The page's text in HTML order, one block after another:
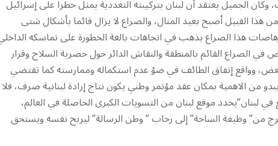
الجميل يعتقد أن لبنان بتركيبته التعددية يمثل خطرا على إسرائيل
القبيل أصبح بعيد المنال، والصراع لا يزال قائما بأشكال شتى
هذا الصراع يذهب في اتجاهات بالغة الخطورة على تماسكه
في الصراع القائم بالمنطقة والنقاش الدائر حول حصرية السلاح وقرار
وواقع إتفاق الطائف في ضؤ عدم استكماله وممارسته كما تقتضي
من الاهمية بمكان عقد مؤتمر وطني يكون نتاج إرادة لبنانية صرف، فلا
لبنان”يحدد موقع لبنان من التسويات الكبرى الحاصلة في العالم،
من” وظيفة الساحة” إلى رحاب ” وطن الرسالة” ليربح نفسه ويستحق